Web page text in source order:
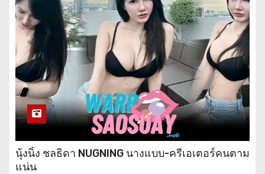
นุ้งนิ้ง ชลธิดา NUGNING นางแบบ-ครีเอเตอร์คนตาม
แน่น